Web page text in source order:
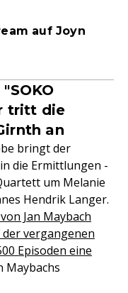
auf Joyn
tritt die
an
bringt der
die Ermittlungen -
um Melanie
Hendrik Langer.
Jan Maybach
vergangenen
Episoden eine
Maybachs